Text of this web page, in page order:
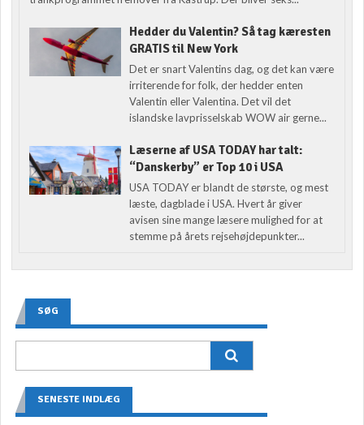
Hedder du Valentin? Så tag kæresten
GRATIS til New York
Det er snart Valentins dag, og det kan være
irriterende for folk, der hedder enten
Valentin eller Valentina. Det vil det
islandske lavprisselskab WOW air gerne...
Læserne af USA TODAY har talt:
“Danskerby” er Top 10 i USA
USA TODAY er blandt de største, og mest
læste, dagblade i USA. Hvert år giver
avisen sine mange læsere mulighed for at
stemme på årets rejsehøjdepunkter...
SØG
SENESTE INDLÆG